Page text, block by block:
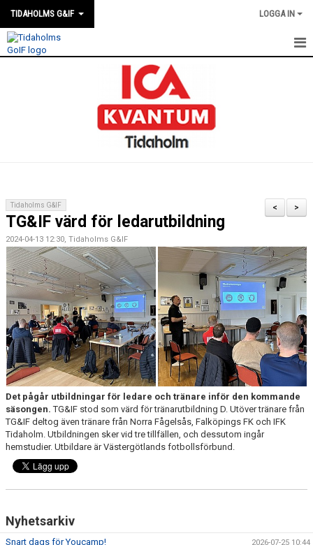
TIDAHOLMS G&IF LOGGA IN
FÖRENINGEN
SOUVENIRER
GAMLA GIFFS TORSDAGSTRÄFFAR
MATCHER
CUPER ARBETSBESKRIVNING
PLANSCHEMA
>
<
Tidaholms G&IF
TG&IF värd för ledarutbildning
2024-04-13 12:30, Tidaholms G&IF
Det pågår utbildningar för ledare och tränare inför den kommande
säsongen. TG&IF stod som värd för tränarutbildning D. Utöver tränare från
TG&IF deltog även tränare från Norra Fågelsås, Falköpings FK och IFK
Tidaholm. Utbildningen sker vid tre tillfällen, och dessutom ingår
hemstudier. Utbildare är Västergötlands fotbollsförbund.
Nyhetsarkiv
Snart dags för Youcamp! 2026-07-25 10:44